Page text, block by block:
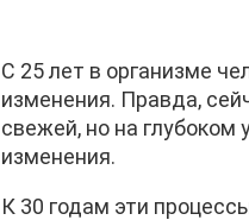
С 25 лет в организме
изменения. Правда,
свежей, но на
изменения.
К 30 годам эти